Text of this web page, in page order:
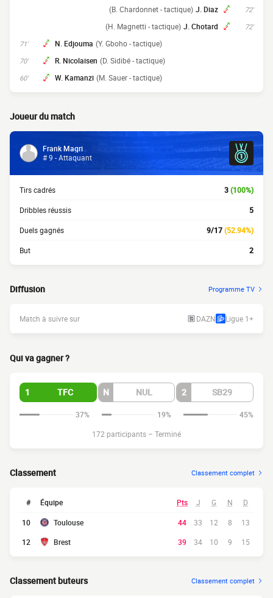
72'
J. Diaz
(B. Chardonnet - tactique)
72'
J. Chotard
(H. Magnetti - tactique)
71' N. Edjouma (Y. Gboho - tactique)
70' R. Nicolaisen (D. Sidibé - tactique)
60' W. Kamanzi (M. Sauer - tactique)
Joueur du match
Frank Magri
# 9 - Attaquant
Tirs cadrés 3(100%)
Dribbles réussis 5
Duels gagnés 9/17(52.94%)
But 2
Diffusion Programme TV
Match à suivre sur DAZN Ligue 1+
Qui va gagner ?
1 TFC N NUL 2 SB29
37% 19%
45%
172 participants – Terminé
Classement Classement complet
# Équipe Pts J G N D
10 Toulouse 44 33 12 8
13
12
Brest 39 34 10 9 15
Classement buteurs Classement complet